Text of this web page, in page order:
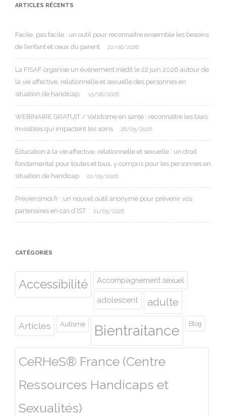
ARTICLES RÉCENTS
Facile, pas facile : un outil pour reconnaître ensemble les besoins
de l’enfant et ceux du parent
22/06/2026
La FISAF organise un événement inédit le 22 juin 2026 autour de
la vie affective, relationnelle et sexuelle des personnes en
situation de handicap.
15/06/2026
WEBINAIRE GRATUIT / Validisme en santé : reconnaître les biais
invisibles qui impactent les soins
26/05/2026
Éducation à la vie affective, relationnelle et sexuelle : un droit
fondamental pour toutes et tous, y compris pour les personnes en
situation de handicap
22/05/2026
Préviensmoi.fr : un nouvel outil anonyme pour prévenir vos
partenaires en cas d’IST
21/05/2026
CATÉGORIES
Accessibilité Accompagnement sexuel
adolescent adulte
Articles Autisme Bientraitance Blog
CeRHeS® France (Centre
Ressources Handicaps et
Sexualités)